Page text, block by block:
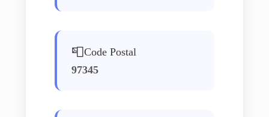
📮Code Postal
97345